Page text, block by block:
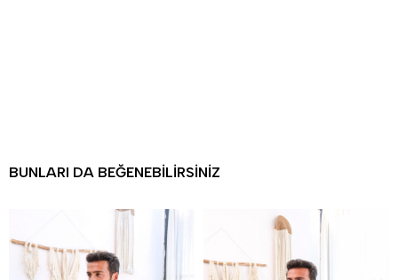
BUNLARI DA BEĞENEBILIRSINIZ